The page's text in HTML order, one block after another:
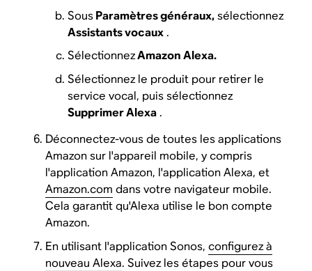
SousParamètres généraux,sélectionnez
Assistants vocaux.
SélectionnezAmazon Alexa.
Sélectionnez le produit pour retirer le
service vocal, puis sélectionnez
Supprimer Alexa.
Déconnectez-vous de toutes les applications
Amazon sur l'appareil mobile, y compris
l'application Amazon, l'application Alexa, et
Amazon.com dans votre navigateur mobile.
Cela garantit qu'Alexa utilise le bon compte
Amazon.
En utilisant l'application Sonos,configurez à
nouveau Alexa. Suivez les étapes pour vous